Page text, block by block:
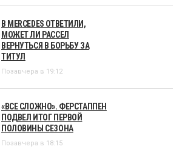
В MERCEDES ОТВЕТИЛИ,
МОЖЕТ ЛИ РАССЕЛ
ВЕРНУТЬСЯ В БОРЬБУ ЗА
ТИТУЛ
Позавчера в 19:12
«ВСЕ СЛОЖНО». ФЕРСТАППЕН
ПОДВЕЛ ИТОГ ПЕРВОЙ
ПОЛОВИНЫ СЕЗОНА
Позавчера в 18:15